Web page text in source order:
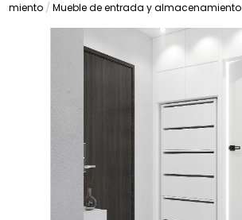
Mueble de entrada y almacenamiento